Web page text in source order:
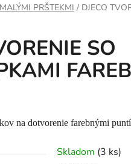
PRŠTEKMI / DJECO
SO
na dotvorenie farebnými
Skladom (3 ks)